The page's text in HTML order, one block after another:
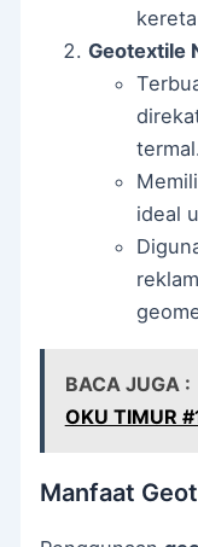
Geotextile
ideal
BACA JUGA :
OKU TIMUR
Manfaat